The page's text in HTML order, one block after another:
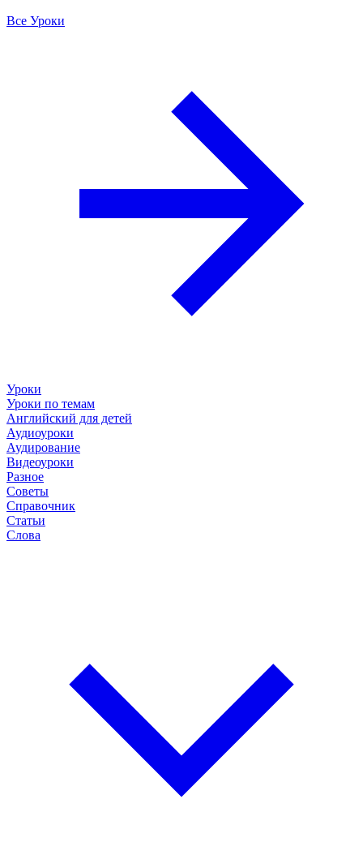
Все Уроки
Уроки
Уроки по темам
Английский для детей
Аудиоуроки
Аудирование
Видеоуроки
Разное
Советы
Справочник
Статьи
Слова